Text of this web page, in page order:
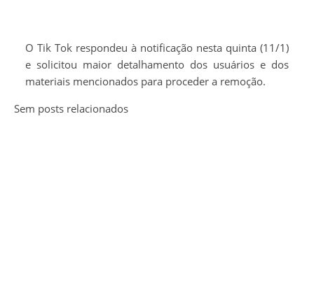
O Tik Tok respondeu à notificação nesta quinta (11/1)
e solicitou maior detalhamento dos usuários e dos
materiais mencionados para proceder a remoção.
Sem posts relacionados